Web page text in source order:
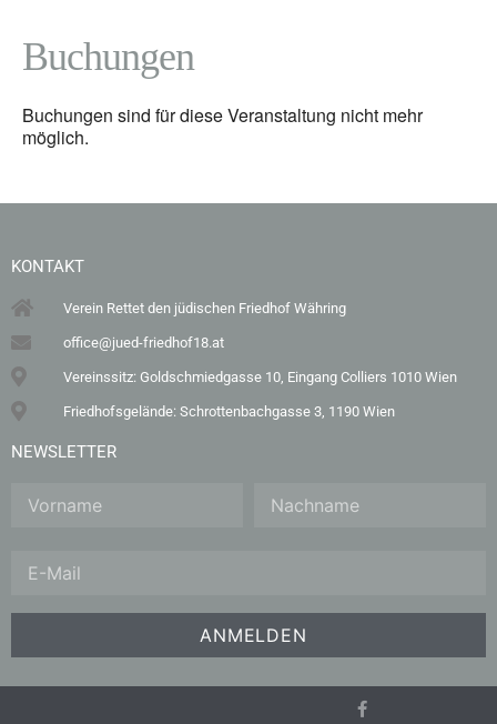
Buchungen
Buchungen sind für diese Veranstaltung nicht mehr
möglich.
KONTAKT
Verein Rettet den jüdischen Friedhof Währing
office@jued-friedhof18.at
Vereinssitz: Goldschmiedgasse 10, Eingang Colliers 1010 Wien
Friedhofsgelände: Schrottenbachgasse 3, 1190 Wien
NEWSLETTER